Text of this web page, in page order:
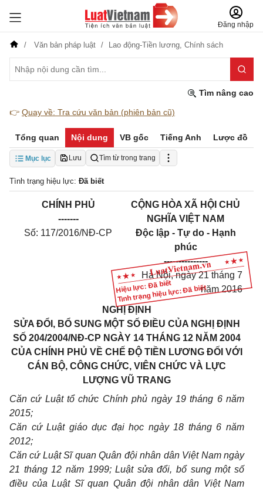
Đăng nhập
Văn bản pháp luật Lao động-Tiền lương, Chính sách
Tìm nâng cao
👉 Quay về: Tra cứu văn bản (phiên bản cũ)
Tổng quan Nội dung VB gốc Tiếng Anh Lược đồ
Mục lục Lưu Tìm từ trong trang
Tình trạng hiệu lực: Đã biết
Hiệu lực: Đã biết
Tình trạng hiệu lực: Đã biết
CHÍNH PHỦ
-------
Số: 117/2016/NĐ-CP
CỘNG HÒA XÃ HỘI CHỦ
NGHĨA VIỆT NAM
Độc lập - Tự do - Hạnh
phúc
---------------
Hà Nội, ngày 21 tháng 7
năm 2016
NGHỊ ĐỊNH
SỬA ĐỔI, BỔ SUNG MỘT SỐ ĐIỀU CỦA NGHỊ ĐỊNH
SỐ 204/2004/NĐ-CP NGÀY 14 THÁNG 12 NĂM 2004
CỦA CHÍNH PHỦ VỀ CHẾ ĐỘ TIỀN LƯƠNG ĐỐI VỚI
CÁN BỘ, CÔNG CHỨC, VIÊN CHỨC VÀ LỰC
LƯỢNG VŨ TRANG
Căn cứ Luật tổ chức Chính phủ ngày 19 tháng 6 năm
2015;
Căn cứ Luật giáo dục đại học ngày 18 tháng 6 năm
2012;
Căn cứ Luật Sĩ quan Quân đội nhân dân Việt Nam ngày
21 tháng 12 năm 1999; Luật sửa đổi, bổ sung một số
điều của Luật Sĩ quan Quân đội nhân dân Việt Nam